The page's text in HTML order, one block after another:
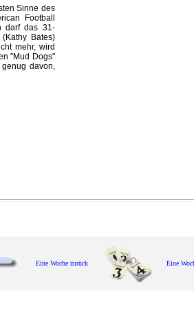
Sinne des
Football
darf das 31-
Bates)
mehr, wird
"Mud Dogs"
davon,
Eine Woche zurück Eine